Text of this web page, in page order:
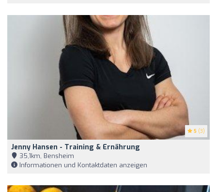
5 (3)
Jenny Hansen - Training & Ernährung
35,1km, Bensheim
Informationen und Kontaktdaten anzeigen